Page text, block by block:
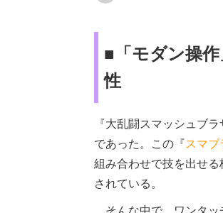
■「モダン操
性
『大乱闘スマッシュブ
であった。この『スマブ
組み合わせで技を出せ
されている。
そんな中で、ワンタッ